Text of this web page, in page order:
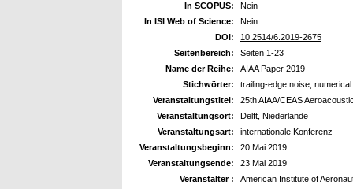
In SCOPUS:
Nein
In ISI Web of Science:
Nein
DOI:
10.2514/6.2019-2675
Seitenbereich:
Seiten 1-23
Name der Reihe:
AIAA Paper 2019-
Stichwörter:
trailing-edge noise,
Veranstaltungstitel:
25th AIAA/CEAS
Veranstaltungsort:
Delft, Niederlande
Veranstaltungsart:
internationale Konferenz
Veranstaltungsbeginn:
20 Mai 2019
Veranstaltungsende:
23 Mai 2019
Veranstalter :
American Institute of